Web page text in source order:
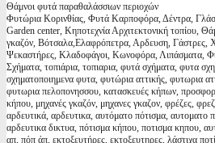
Θάμνοι φυτά παραθαλάσσιων περιοχών
Φυτώρια Κορινθίας, Φυτά Καρποφόρα, Δέντρα,
Garden center, Κηποτεχνία Αρχιτεκτονική τοπίου,
γκαζόν, Βότσαλα,Ελαφρόπετρα, Αρδευση, Γάστρες,
Ψεκαστήρες, Κλαδοφάγοι, Κωνοφόρα, Λιπάσματα,
Σχήματα, τοπιάρια, τοπιαρια, φυτά σχήματα, φυτα
σχηματοποιημενα φυτα, φυτώρια αττικής, φυτωρια
φυτωρια πελοπονησσου, κατασκευές κήπων,
κήπου, μηχανές γκαζόν, μηχανες γκαζον, φρέζες,
αρδευτικά, αρδευτικα, αυτόματο πότισμα, αυτοματο
αρδευτικα δικτυα, πότισμα κήπου, ποτισμα κηπου,
απ, πόπ άπ, εκτοξευτήρες, εκτοξευτηρες, λάστιχα